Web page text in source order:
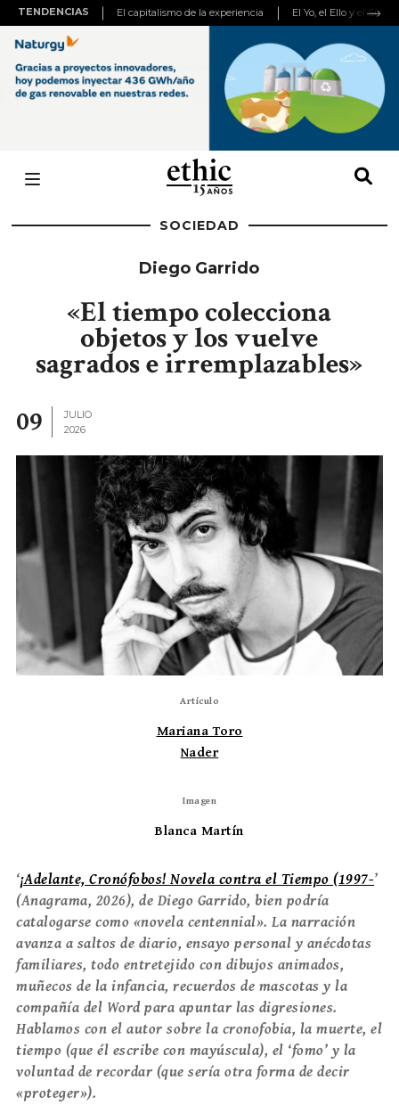
TENDENCIAS El capitalismo de la experiencia El Yo, el Ello y el
SOCIEDAD
Diego Garrido
«El tiempo colecciona
objetos y los vuelve
sagrados e irremplazables»
09
JULIO
2026
Artículo
Mariana Toro
Nader
Imagen
Blanca Martín
‘¡Adelante, Cronófobos! Novela contra el Tiempo (1997-’
(Anagrama, 2026), de Diego Garrido, bien podría
catalogarse como «novela centennial». La narración
avanza a saltos de diario, ensayo personal y anécdotas
familiares, todo entretejido con dibujos animados,
muñecos de la infancia, recuerdos de mascotas y la
compañía del Word para apuntar las digresiones.
Hablamos con el autor sobre la cronofobia, la muerte, el
tiempo (que él escribe con mayúscula), el ‘fomo’ y la
voluntad de recordar (que sería otra forma de decir
«proteger»).